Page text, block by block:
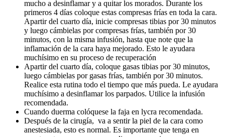
mucho a desinflamar y a quitar los morados. Durante los
primeros 4 días coloque estas compresas frías en toda la cara.
Apartir del cuarto día, inicie compresas tibias por 30 minutos
y luego cámbielas por compresas frías, también por 30
minutos, con la misma infusión, hasta que note que la
inflamación de la cara haya mejorado. Esto le ayudara
muchísimo en su proceso de recuperación
Apartir del cuarto día, coloque gasas tibias por 30 minutos,
luego cámbielas por gasas frías, también por 30 minutos.
Realice esta rutina todo el tiempo que más pueda. Le ayudara
muchísimo a desinflamar los parpados. Utilice la infusión
recomendada.
Cuando duerma colóquese la faja en lycra recomendada.
Después de la cirugía, va a sentir la piel de la cara como
anestesiada, esto es normal. Es importante que tenga en